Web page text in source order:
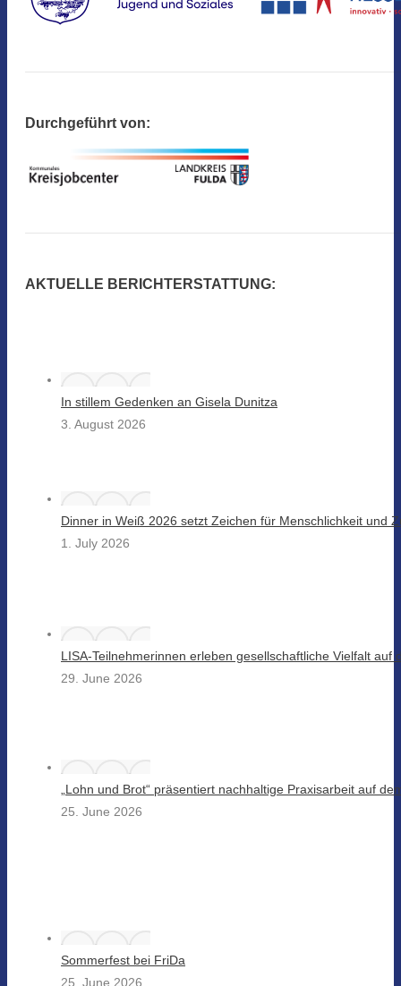
Durchgeführt von:
AKTUELLE BERICHTERSTATTUNG:
In stillem Gedenken an Gisela Dunitza
3. August 2026
Dinner in Weiß 2026 setzt Zeichen für Menschlichkeit und
1. July 2026
LISA-Teilnehmerinnen erleben gesellschaftliche Vielfalt auf
29. June 2026
„Lohn und Brot“ präsentiert nachhaltige Praxisarbeit auf
25. June 2026
Sommerfest bei FriDa
25. June 2026